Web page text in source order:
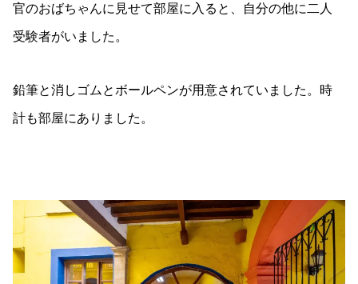
官のおばちゃんに見せて部屋に入ると、自分の他に二人
受験者がいました。
鉛筆と消しゴムとボールペンが用意されていました。時
計も部屋にありました。